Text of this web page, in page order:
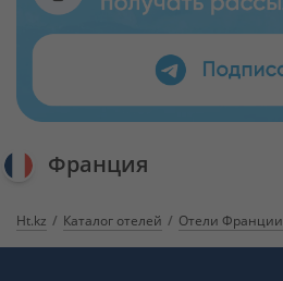
Франция
Ht.kz Каталог отелей Отели Франции